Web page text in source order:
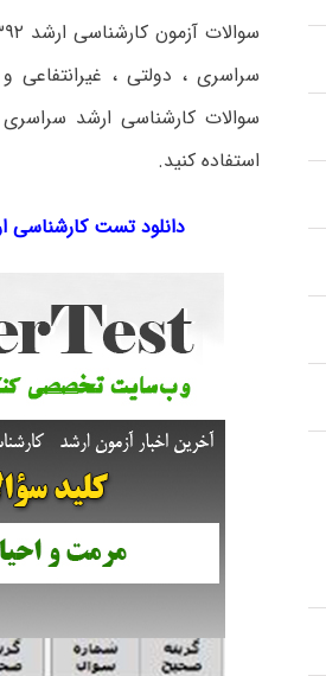
سراسری ، دولتی ، غیرانتفاعی
استفاده کنید.
دانلود تست کارشناسی ارشد ۹۲ مرمت و احیای بناها و بافت های